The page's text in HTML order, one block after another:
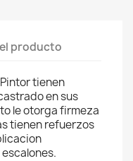
producto
tienen
en sus
le otorga firmeza
tienen refuerzos